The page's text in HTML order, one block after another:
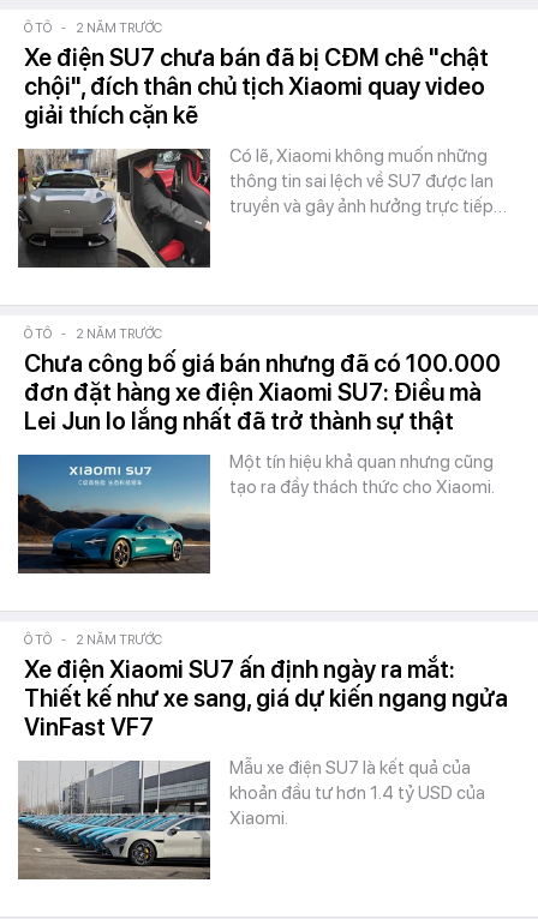
Ô TÔ - 2 NĂM TRƯỚC
Xe điện SU7 chưa bán đã bị CĐM chê "chật
chội", đích thân chủ tịch Xiaomi quay video
giải thích cặn kẽ
Có lẽ, Xiaomi không muốn những
thông tin sai lệch về SU7 được lan
truyền và gây ảnh hưởng trực tiếp…
Ô TÔ - 2 NĂM TRƯỚC
Chưa công bố giá bán nhưng đã có 100.000
đơn đặt hàng xe điện Xiaomi SU7: Điều mà
Lei Jun lo lắng nhất đã trở thành sự thật
Một tín hiệu khả quan nhưng cũng
tạo ra đầy thách thức cho Xiaomi.
Ô TÔ - 2 NĂM TRƯỚC
Xe điện Xiaomi SU7 ấn định ngày ra mắt:
Thiết kế như xe sang, giá dự kiến ngang ngửa
VinFast VF7
Mẫu xe điện SU7 là kết quả của
khoản đầu tư hơn 1.4 tỷ USD của
Xiaomi.